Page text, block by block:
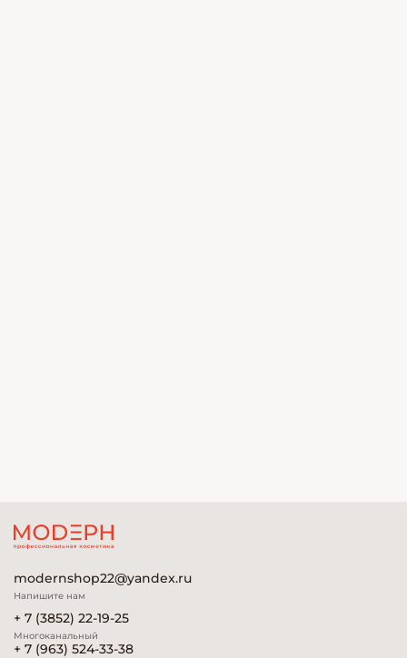
modernshop22@yandex.ru
Напишите нам
+ 7 (3852) 22-19-25
Многоканальный
+ 7 (963) 524-33-38